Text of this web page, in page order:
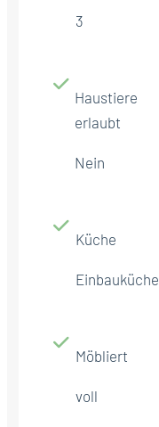
3
Haustiere
erlaubt
Nein
Küche
Einbauküche
Möbliert
voll